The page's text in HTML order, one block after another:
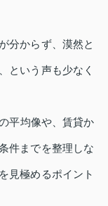
分からず、漠然と
という声も少なく
平均像や、賃貸か
件までを整理しな
見極めるポイント